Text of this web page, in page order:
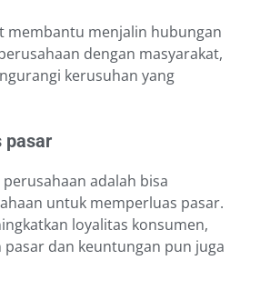
membantu menjalin hubungan
dengan masyarakat,
kerusuhan yang
pasar
perusahaan adalah bisa
untuk memperluas pasar.
loyalitas konsumen,
pasar dan keuntungan pun juga